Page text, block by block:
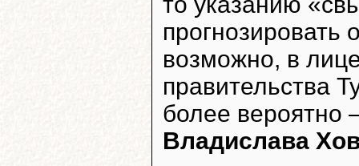
прогнозировать
возможно, в
правительства
более вероятно
Владислава